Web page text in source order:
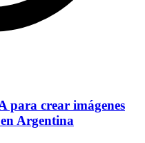
para crear imágenes
Argentina